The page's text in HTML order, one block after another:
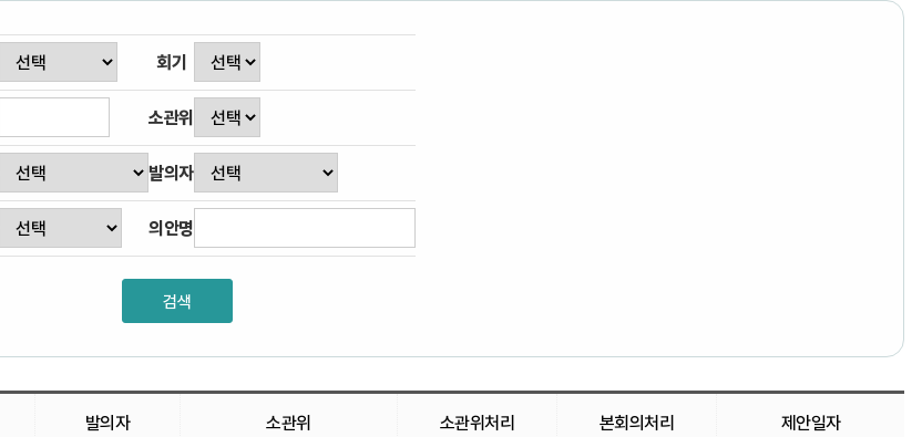
회기
소관위
발의자
의안명
발의자 소관위 소관위처리 본회의처리 제안일자